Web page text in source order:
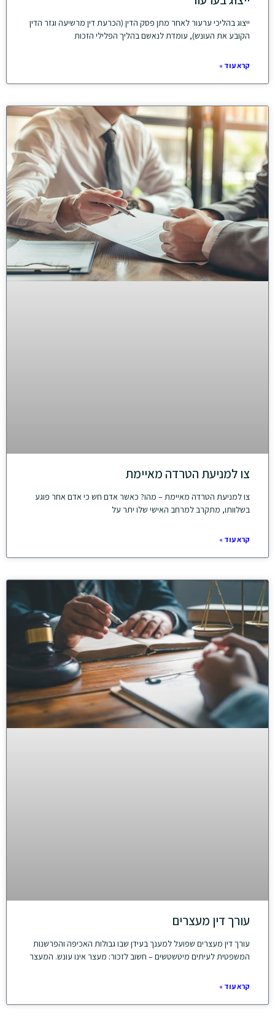
ייצוג בהליכי ערעור לאחר מתן פסק הדין (הכרעת דין מרשיעה וגזר הדין
הקובע את העונש), עומדת לנאשם בהליך הפלילי הזכות
קרא עוד »
צו למניעת הטרדה מאיימת
צו למניעת הטרדה מאיימת – מהו? כאשר אדם חש כי אדם אחר פוגע
בשלוותו, מתקרב למרחב האישי שלו יתר על
קרא עוד »
עורך דין מעצרים
עורך דין מעצרים שפועל למענך בעידן שבו גבולות האכיפה והפרשנות
המשפטית לעיתים מיטשטשים – חשוב לזכור: מעצר אינו עונש. המעצר
קרא עוד »